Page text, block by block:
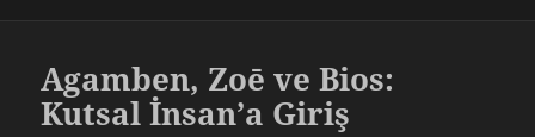
Agamben, Zoē ve Bios:
Kutsal İnsan’a Giriş